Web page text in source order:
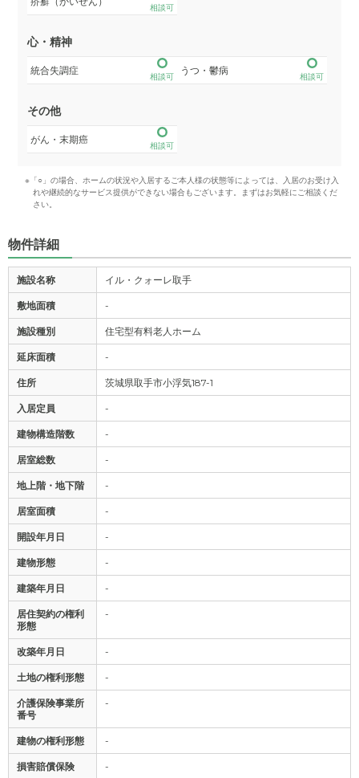
相談可
心・精神
統合失調症
相談可
うつ・鬱病
相談可
その他
がん・末期癌
相談可
※「○」の場合、ホームの状況や入居するご本人様の状態等によっては、入居のお受け入
れや継続的なサービス提供ができない場合もございます。まずはお気軽にご相談くだ
さい。
物件詳細
施設名称 イル・クォーレ取手
敷地面積 -
施設種別 住宅型有料老人ホーム
延床面積 -
住所 茨城県取手市小浮気187-1
入居定員 -
建物構造階数 -
居室総数 -
地上階・地下階 -
居室面積 -
開設年月日 -
建物形態 -
建築年月日 -
居住契約の権利
形態
-
改築年月日 -
土地の権利形態 -
介護保険事業所
番号
-
建物の権利形態 -
損害賠償保険 -